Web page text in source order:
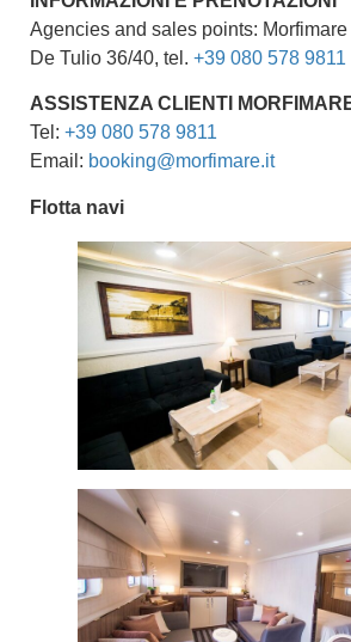
Agencies and sales points: Morfimare
De Tulio 36/40, tel. +39 080 578 9811
ASSISTENZA CLIENTI
Tel: +39 080 578 9811
Email: booking@morfimare.it
Flotta navi